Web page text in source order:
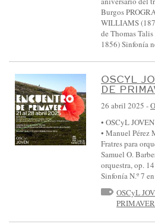
Burgos
WILLIAMS
de Thomas
1856) Sinfonía
OSCYL
DE
26 abril 2025 -
• OSCyL
• Manuel
Fratres para
Samuel O.
orquestra, op.
Sinfonía N.º 7
OSCyL